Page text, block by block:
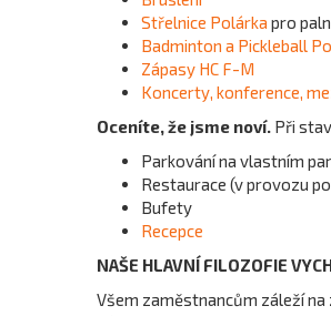
vyzkoušet nový sport,
strávit příjemné dopoledne v
atmosféře. Těšíme se na
chtějí objevit pickleball a zažít
hry!
Střelnice Polárka pro
Badminton a Pickleball
Zápasy HC F-M
Koncerty, konference,
Oceníte, že jsme noví. Při
Parkování na vlastním
Restaurace (v provozu
Bufety
Recepce
NAŠE HLAVNÍ FILOZOFIE
Všem zaměstnancům záleží